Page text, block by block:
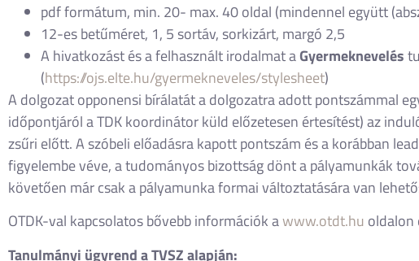
pdf formátum, min. 20- max. 40 oldal (mindennel együtt
12-es betűméret, 1, 5 sortáv, sorkizárt, margó 2,5
A hivatkozást és a felhasznált irodalmat aGyermeknevelés
(https://ojs.elte.hu/gyermekneveles/stylesheet)
A dolgozat opponensi bírálatát a dolgozatra adott pontszámmal
időpontjáról a TDK koordinátor küld előzetesen értesítést) az
zsűri előtt. A szóbeli előadásra kapott pontszám és a korábban
figyelembe véve, a tudományos bizottság dönt a pályamunkák
követően már csak a pályamunka formai változtatására van
OTDK-val kapcsolatos bővebb információk awww.otdt.hu oldalon
Tanulmányi ügyrend a TVSZ alapján: